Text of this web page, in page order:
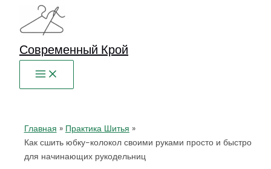
Перейти
содержимому
Современный Крой
Главная
Практика Шитья
Как сшить юбку-колокол своими руками просто и быстро
для начинающих рукодельниц